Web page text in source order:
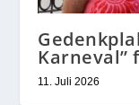
11. Juli 2026